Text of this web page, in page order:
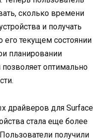
сколько времени
и получать
текущем состоянии
планировании
позволяет оптимально
драйверов для Surface
стала еще более
получили